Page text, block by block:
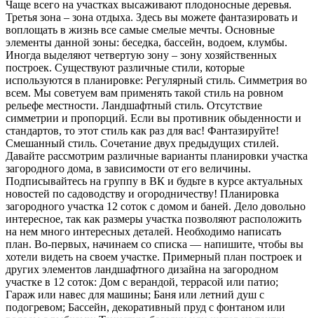
Чаще всего на участках высаживают плодоносные деревья.
Третья зона – зона отдыха. Здесь вы можете фантазировать и
воплощать в жизнь все самые смелые мечты. Основные
элементы данной зоны: беседка, бассейн, водоем, клумбы.
Иногда выделяют четвертую зону – зону хозяйственных
построек. Существуют различные стили, которые
используются в планировке: Регулярный стиль. Симметрия во
всем. Мы советуем вам применять такой стиль на ровном
рельефе местности. Ландшафтный стиль. Отсутствие
симметрии и пропорций. Если вы противник обыденности и
стандартов, то этот стиль как раз для вас! Фантазируйте!
Смешанный стиль. Сочетание двух предыдущих стилей.
Давайте рассмотрим различные варианты планировки участка
загородного дома, в зависимости от его величины.
Подписывайтесь на группу в ВК и будьте в курсе актуальных
новостей по садоводству и огородничеству! Планировка
загородного участка 12 соток с домом и баней. Дело довольно
интересное, так как размеры участка позволяют расположить
на нем много интересных деталей. Необходимо написать
план. Во-первых, начинаем со списка — напишите, чтобы вы
хотели видеть на своем участке. Примерный план построек и
других элементов ландшафтного дизайна на загородном
участке в 12 соток: Дом с верандой, террасой или патио;
Гараж или навес для машины; Баня или летний душ с
подогревом; Бассейн, декоративный пруд с фонтаном или